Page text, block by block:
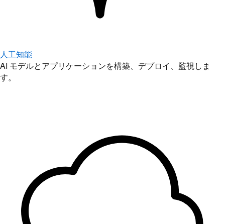
人工知能
AI モデルとアプリケーションを構築、デプロイ、監視しま
す。